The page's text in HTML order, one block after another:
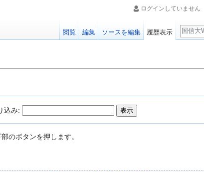
込み:
のボタンを押します。
ログインしていません
閲覧 編集 ソースを編集 履歴表示
検
索